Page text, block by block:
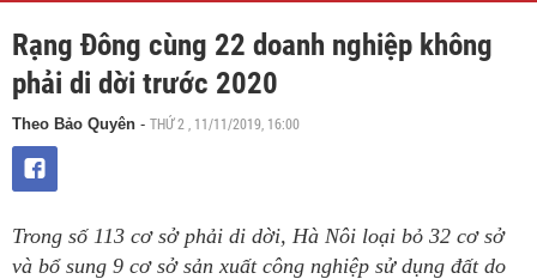
Rạng Đông cùng 22 doanh nghiệp không
phải di dời trước 2020
Theo Bảo Quyên - THỨ 2 , 11/11/2019, 16:00
Trong số 113 cơ sở phải di dời, Hà Nôi loại bỏ 32 cơ sở
và bổ sung 9 cơ sở sản xuất công nghiệp sử dụng đất do